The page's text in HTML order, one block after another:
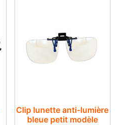
Clip lunette anti-lumière
bleue petit modèle